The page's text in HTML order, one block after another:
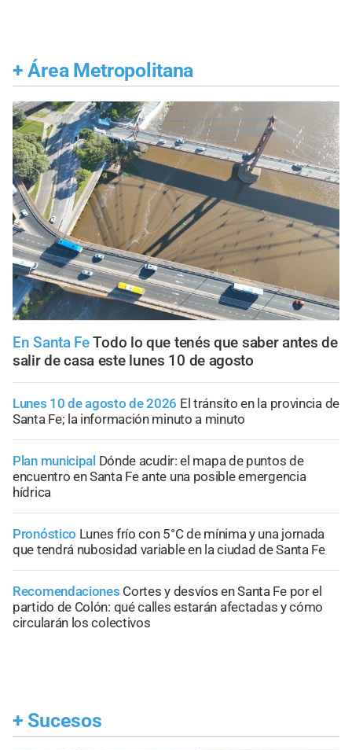
+ Área Metropolitana
En Santa FeTodo lo que tenés que saber antes de
salir de casa este lunes 10 de agosto
Lunes 10 de agosto de 2026 El tránsito en la provincia de
Santa Fe; la información minuto a minuto
Plan municipal Dónde acudir: el mapa de puntos de
encuentro en Santa Fe ante una posible emergencia
hídrica
Pronóstico Lunes frío con 5°C de mínima y una jornada
que tendrá nubosidad variable en la ciudad de Santa Fe
Recomendaciones Cortes y desvíos en Santa Fe por el
partido de Colón: qué calles estarán afectadas y cómo
circularán los colectivos
+ Sucesos